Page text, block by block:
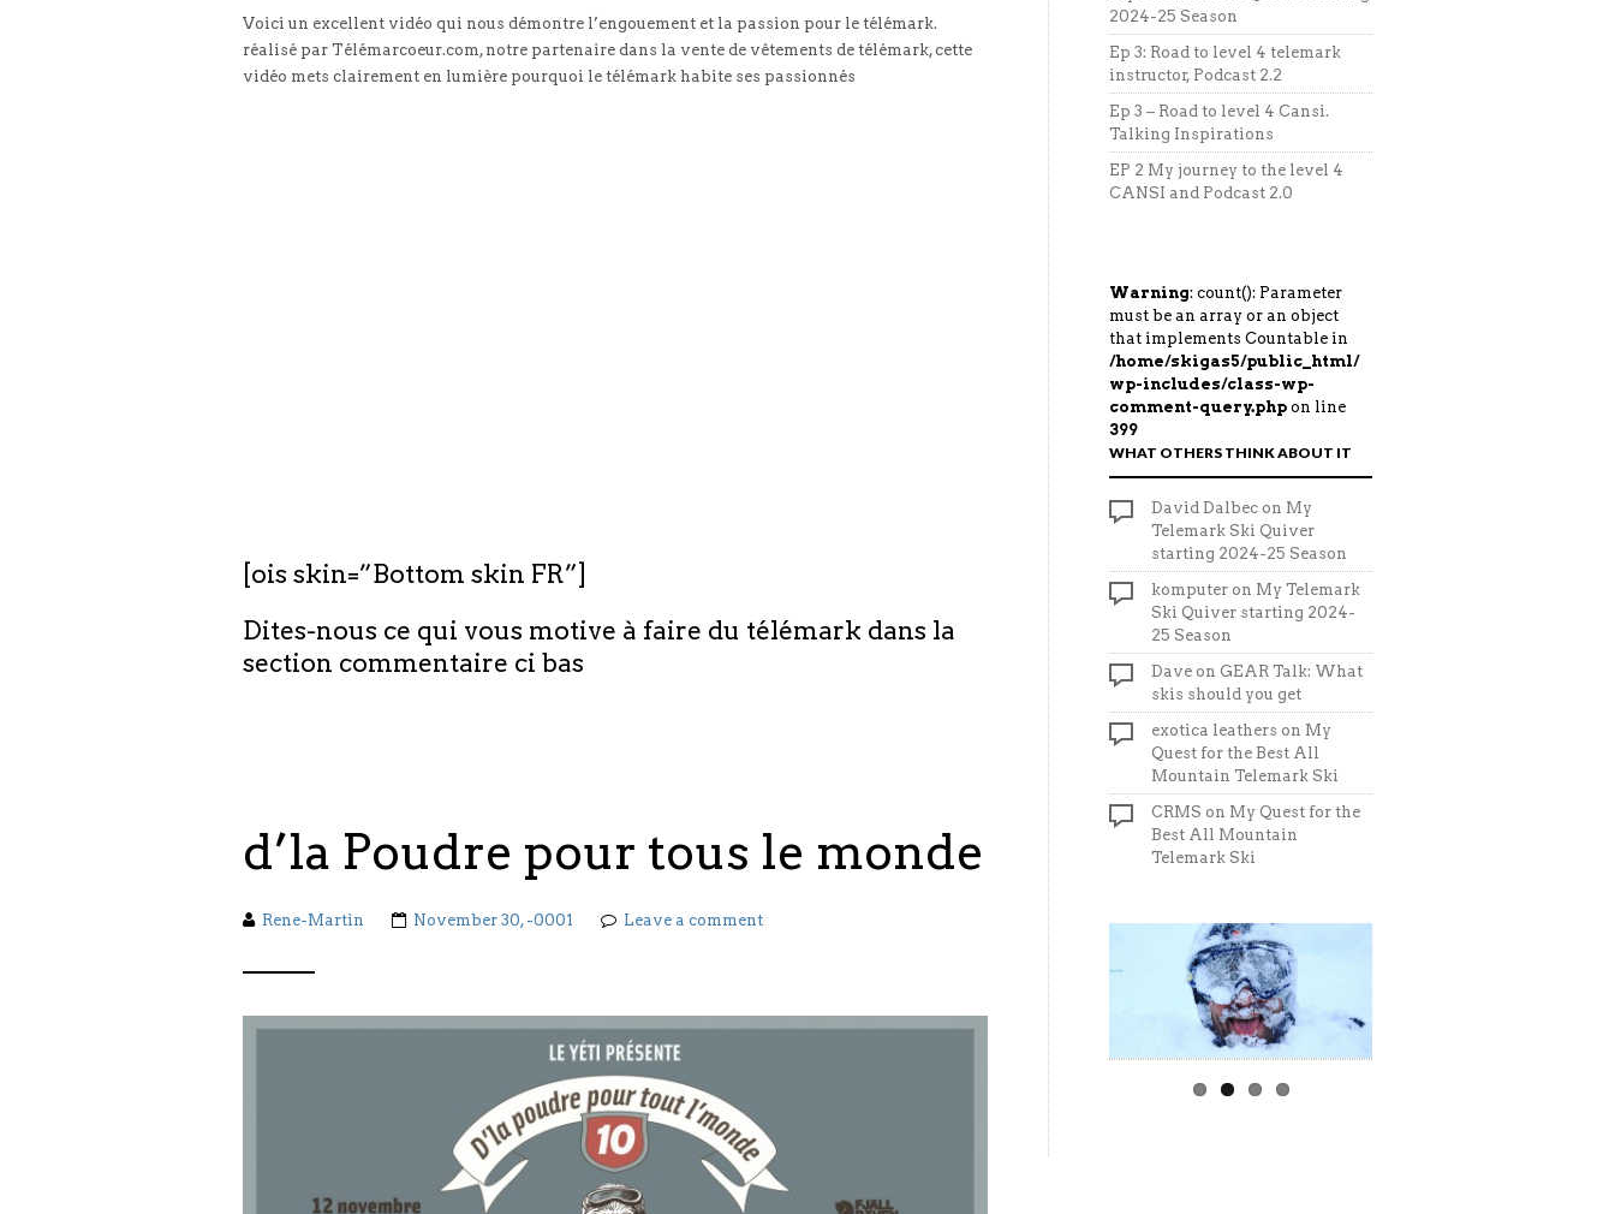
Voici un excellent vidéo qui nous démontre l’engouement et la passion pour le télémark.
réalisé par Télémarcoeur.com, notre partenaire dans la vente de vêtements de télémark, cette
vidéo mets clairement en lumière pourquoi le télémark habite ses passionnés
[ois skin=”Bottom skin FR”]
Dites-nous ce qui vous motive à faire du télémark dans la
section commentaire ci bas
d’la Poudre pour tous le monde
Rene-Martin November 30, -0001 Leave a comment
2024-25 Season
Ep 3: Road to level 4 telemark
instructor, Podcast 2.2
Ep 3 – Road to level 4 Cansi.
Talking Inspirations
EP 2 My journey to the level 4
CANSI and Podcast 2.0
Warning: count(): Parameter
must be an array or an object
that implements Countable in
/home/skigas5/public_html/
wp-includes/class-wp-
comment-query.php on line
399
WHAT OTHERS THINK ABOUT IT
David Dalbec on My
Telemark Ski Quiver
starting 2024-25 Season
komputer on My Telemark
Ski Quiver starting 2024-
25 Season
Dave on GEAR Talk: What
skis should you get
exotica leathers on My
Quest for the Best All
Mountain Telemark Ski
CRMS on My Quest for the
Best All Mountain
Telemark Ski